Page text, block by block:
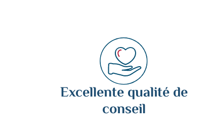
Excellente qualité de
conseil